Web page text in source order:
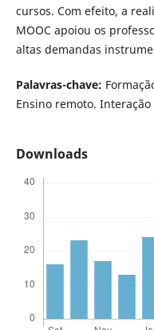
cursos. Com efeito, a
MOOC apoiou os
altas demandas
Palavras-chave:
Ensino remoto.
Downloads